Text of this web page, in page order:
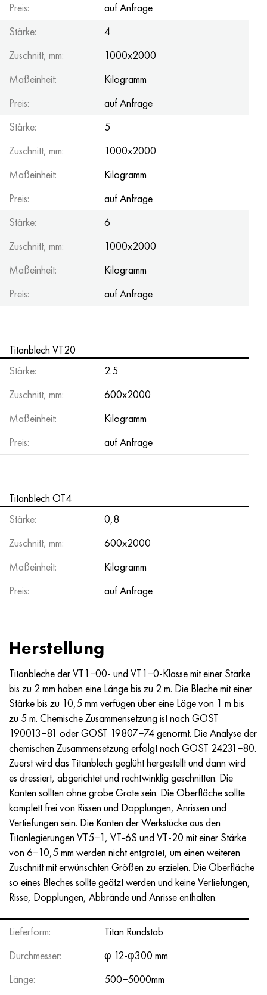
Preis:
auf Anfrage
Stärke:
4
Zuschnitt, mm:
1000x2000
Maßeinheit:
Kilogramm
Preis:
auf Anfrage
Stärke:
5
Zuschnitt, mm:
1000x2000
Maßeinheit:
Kilogramm
Preis:
auf Anfrage
Stärke:
6
Zuschnitt, mm:
1000x2000
Maßeinheit:
Kilogramm
Preis:
auf Anfrage
Titanblech VT20
Stärke:
2.5
Zuschnitt, mm:
600x2000
Maßeinheit:
Kilogramm
Preis:
auf Anfrage
Titanblech OT4
Stärke:
0,8
Zuschnitt, mm:
600x2000
Maßeinheit:
Kilogramm
Preis:
auf Anfrage
Herstellung
Titanbleche der VT1−00- und VT1−0-Klasse mit einer Stärke
bis zu 2 mm haben eine Länge bis zu 2 m. Die Bleche mit einer
Stärke bis zu 10,5 mm verfügen über eine Läge von 1 m bis
zu 5 m. Chemische Zusammensetzung ist nach GOST
190013−81 oder GOST 19807−74 genormt. Die Analyse der
chemischen Zusammensetzung erfolgt nach GOST 24231−80.
Zuerst wird das Titanblech geglüht hergestellt und dann wird
es dressiert, abgerichtet und rechtwinklig geschnitten. Die
Kanten sollten ohne grobe Grate sein. Die Oberfläche sollte
komplett frei von Rissen und Dopplungen, Anrissen und
Vertiefungen sein. Die Kanten der Werkstücke aus den
Titanlegierungen VT5−1, VT-6S und VT-20 mit einer Stärke
von 6−10,5 mm werden nicht entgratet, um einen weiteren
Zuschnitt mit erwünschten Größen zu erzielen. Die Oberfläche
so eines Bleches sollte geätzt werden und keine Vertiefungen,
Risse, Dopplungen, Abbrände und Anrisse enthalten.
Lieferform:
Titan Rundstab
Durchmesser:
φ 12-φ300 mm
Länge:
500−5000mm